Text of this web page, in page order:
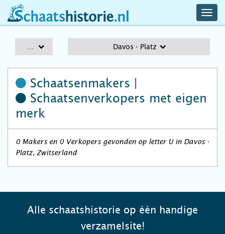
schaatshistorie.nl
Davos - Platz
Schaatsenmakers |
Schaatsenverkopers met eigen
merk
0 Makers en 0 Verkopers gevonden op letter U in Davos -
Platz, Zwitserland
Alle schaatshistorie op één handige
verzamelsite!